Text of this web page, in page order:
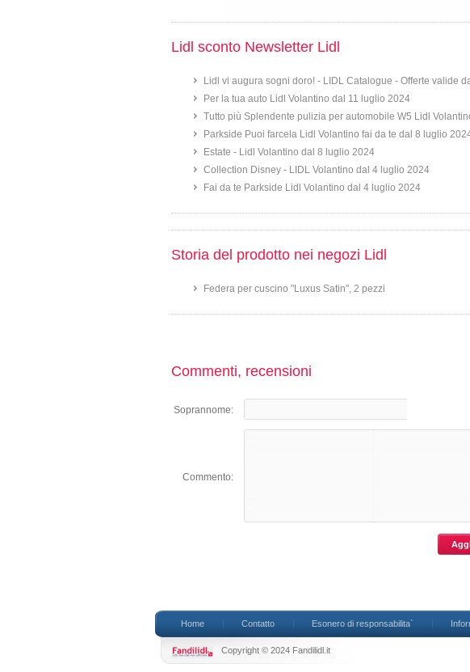
Lidl sconto Newsletter Lidl
Lidl vi augura sogni doro! - LIDL Catalogue - Offerte valide
Per la tua auto Lidl Volantino dal 11 luglio 2024
Tutto più Splendente pulizia per automobile W5 Lidl
Parkside Puoi farcela Lidl Volantino fai da te dal 8 luglio
Estate - Lidl Volantino dal 8 luglio 2024
Collection Disney - LIDL Volantino dal 4 luglio 2024
Fai da te Parkside Lidl Volantino dal 4 luglio 2024
Storia del prodotto nei negozi Lidl
Federa per cuscino "Luxus Satin", 2 pezzi
Commenti, recensioni
Soprannome:
Commento:
Home Contatto Esonero di responsabilita`
Copyright © 2024 Fandilidl.it